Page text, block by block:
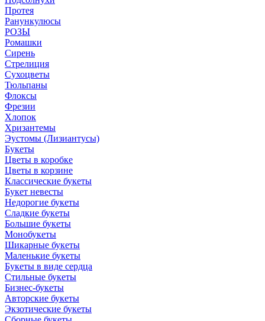
Протея
Ранункулюсы
РОЗЫ
Ромашки
Сирень
Стрелиция
Сухоцветы
Тюльпаны
Флоксы
Фрезии
Хлопок
Хризантемы
Эустомы (Лизиантусы)
Букеты
Цветы в коробке
Цветы в корзине
Классические букеты
Букет невесты
Недорогие букеты
Сладкие букеты
Большие букеты
Монобукеты
Шикарные букеты
Маленькие букеты
Букеты в виде сердца
Стильные букеты
Бизнес-букеты
Авторские букеты
Экзотические букеты